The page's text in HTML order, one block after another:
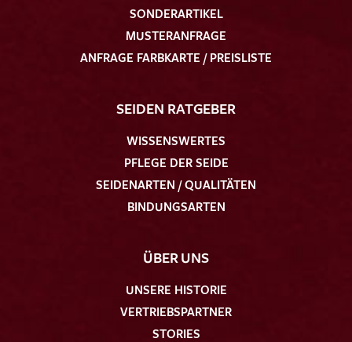
SONDERARTIKEL
MUSTERANFRAGE
ANFRAGE FARBKARTE / PREISLISTE
SEIDEN RATGEBER
WISSENSWERTES
PFLEGE DER SEIDE
SEIDENARTEN / QUALITÄTEN
BINDUNGSARTEN
ÜBER UNS
UNSERE HISTORIE
VERTRIEBSPARTNER
STORIES